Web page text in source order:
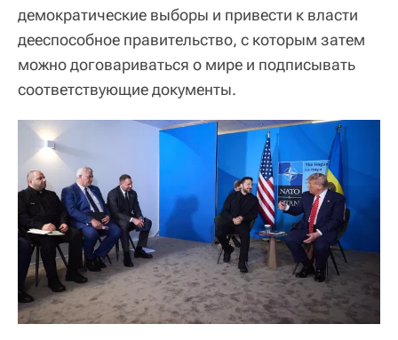
демократические выборы и привести к власти
дееспособное правительство, с которым затем
можно договариваться о мире и подписывать
соответствующие документы.